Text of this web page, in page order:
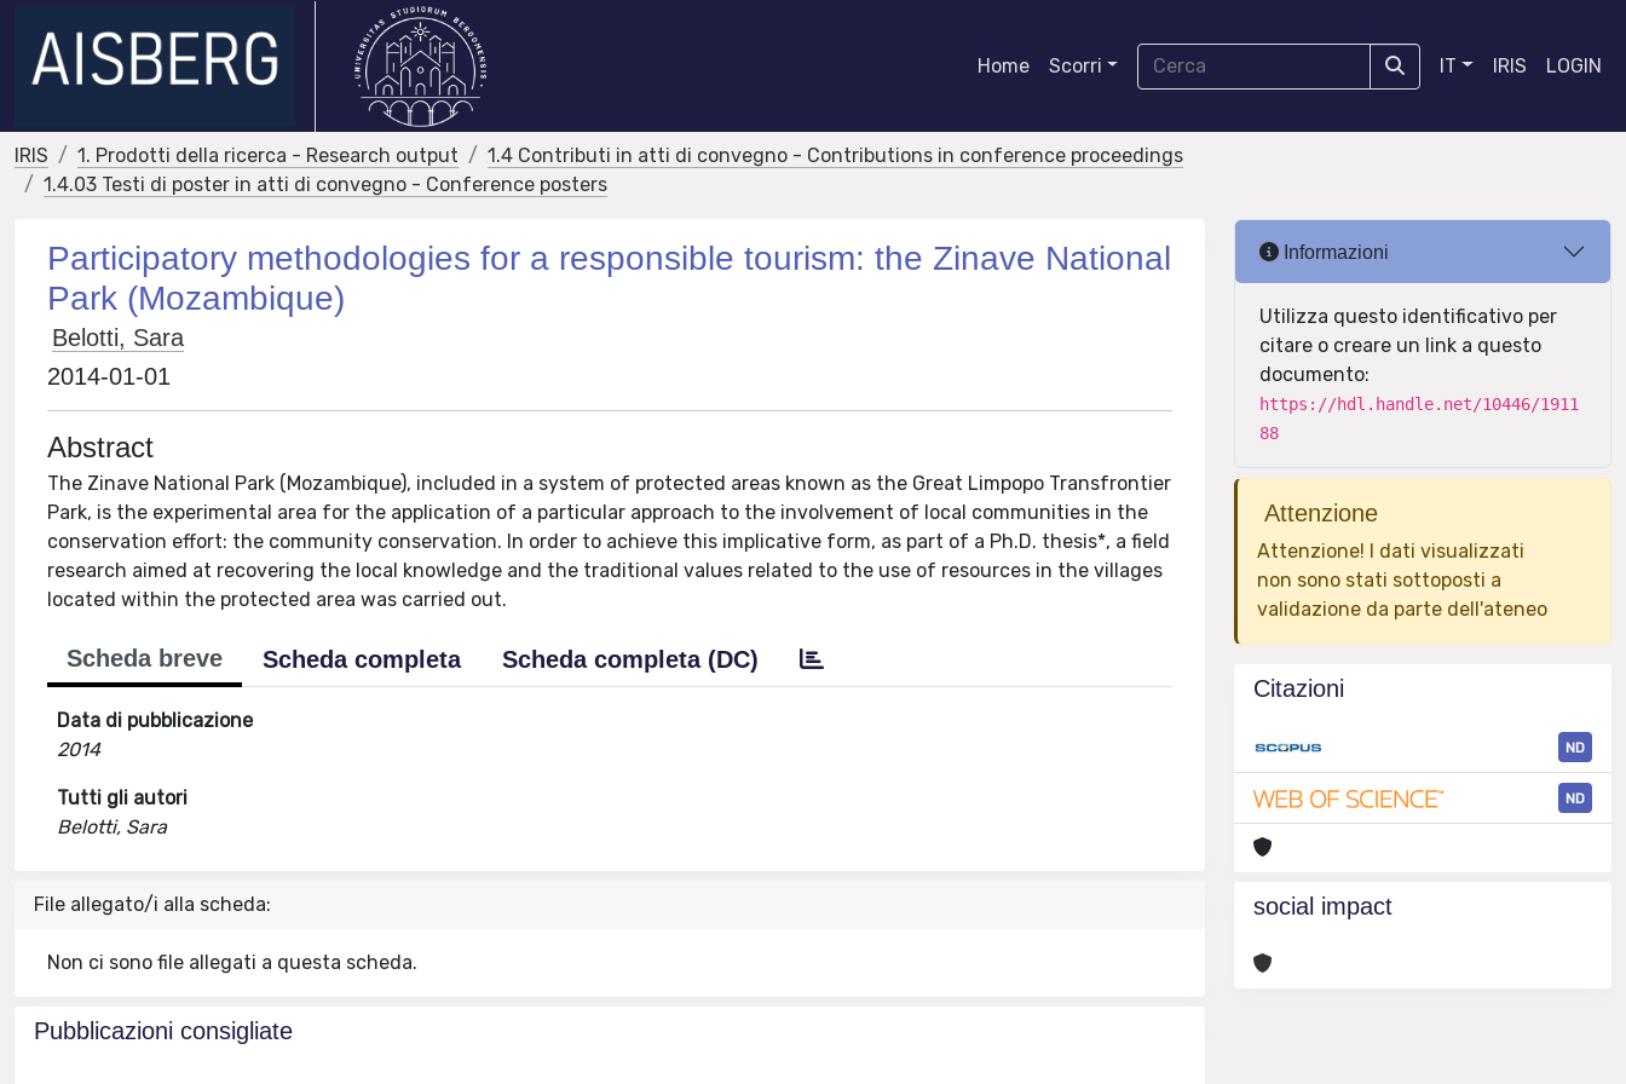
Home Scorri IT IRIS LOGIN
IRIS 1. Prodotti della ricerca - Research output
1.4 Contributi in atti di convegno - Contributions in conference proceedings
1.4.03 Testi di poster in atti di convegno - Conference posters
Participatory methodologies for a responsible tourism: the Zinave National
Park (Mozambique)
Belotti, Sara
2014-01-01
Abstract
The Zinave National Park (Mozambique), included in a system of protected areas known as the Great Limpopo Transfrontier
Park, is the experimental area for the application of a particular approach to the involvement of local communities in the
conservation effort: the community conservation. In order to achieve this implicative form, as part of a Ph.D. thesis*, a field
research aimed at recovering the local knowledge and the traditional values related to the use of resources in the villages
located within the protected area was carried out.
Scheda breve Scheda completa Scheda completa (DC)
Data di pubblicazione
2014
Tutti gli autori
Belotti, Sara
File allegato/i alla scheda:
Non ci sono file allegati a questa scheda.
Pubblicazioni consigliate
Informazioni
Utilizza questo identificativo per
citare o creare un link a questo
documento:
https://hdl.handle.net/10446/1911
88
Attenzione
Attenzione! I dati visualizzati
non sono stati sottoposti a
validazione da parte dell'ateneo
Citazioni
ND
ND
social impact